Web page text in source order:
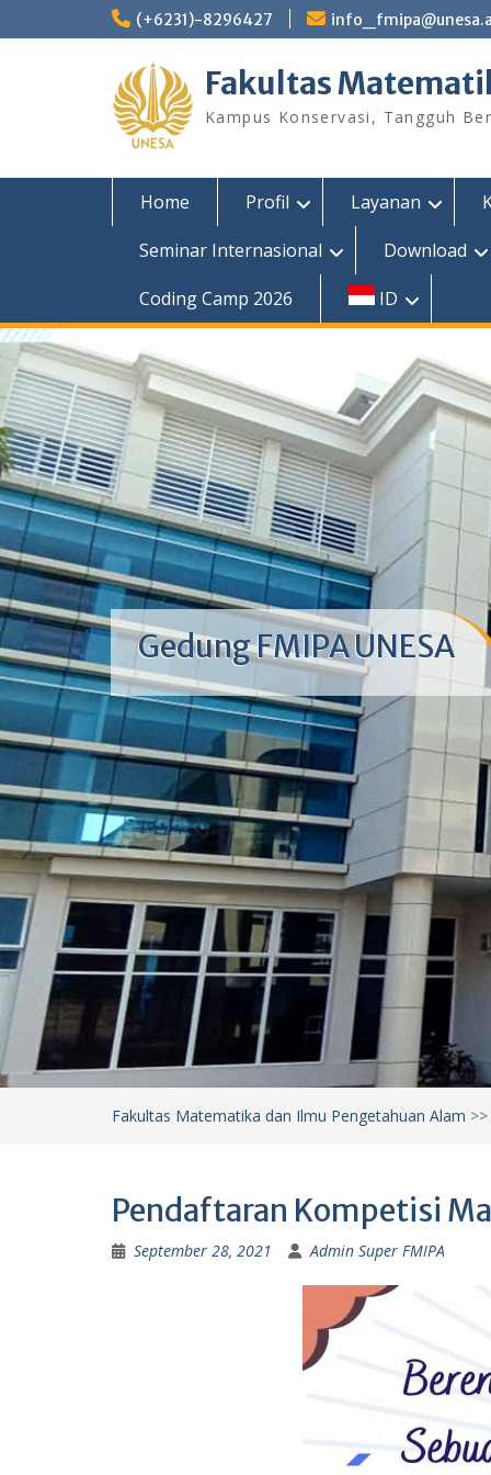
to
(+6231)-8296427
Fakultas
Kampus Konservasi, Tangguh
Home Profil Layanan
Seminar Internasional
Download
Coding Camp 2026
ID
Gedung FMIPA UNESA
Fakultas Matematika dan Ilmu Pengetahuan Alam >>
Pendaftaran Kompetisi
September 28, 2021 Admin Super FMIPA